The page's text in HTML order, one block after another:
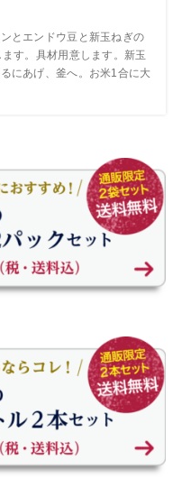
とエンドウ豆と新玉ねぎの
す。具材用意します。新玉
にあげ、釜へ。お米1合に大